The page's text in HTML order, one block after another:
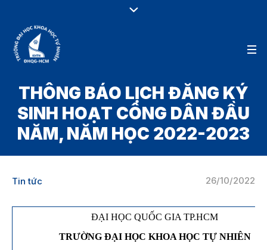
THÔNG BÁO LỊCH ĐĂNG KÝ
SINH HOẠT CÔNG DÂN ĐẦU
NĂM, NĂM HỌC 2022-2023
26/10/2022
Tin tức
ĐẠI HỌC QUỐC GIA TP.HCM
TRƯỜNG ĐẠI HỌC KHOA HỌC TỰ NHIÊN